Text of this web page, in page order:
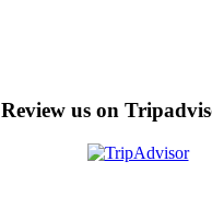
Review us on